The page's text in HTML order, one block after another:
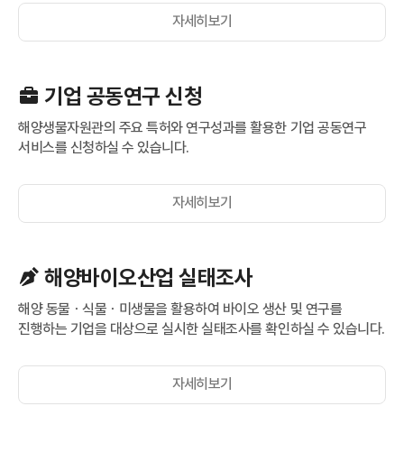
자세히보기
기업 공동연구 신청
해양생물자원관의 주요 특허와 연구성과를 활용한 기업 공동연구
서비스를 신청하실 수 있습니다.
자세히보기
해양바이오산업 실태조사
해양 동물ㆍ식물ㆍ미생물을 활용하여 바이오 생산 및 연구를
진행하는 기업을 대상으로 실시한 실태조사를 확인하실 수 있습니다.
자세히보기